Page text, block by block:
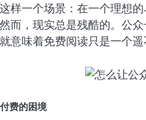
样一个场景：在一个理想
而，现实总是残酷的。公
意味着免费阅读只是一个
费的困境